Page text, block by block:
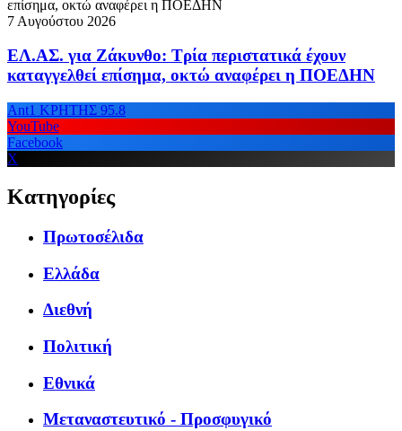
7 Αυγούστου 2026
ΕΛ.ΑΣ. για Ζάκυνθο: Τρία περιστατικά έχουν
καταγγελθεί επίσημα, οκτώ αναφέρει η ΠΟΕΔΗΝ
Ant1 ΚΡΗΤΗΣ 95.8
YouTube
Facebook
X
Κατηγορίες
Πρωτοσέλιδα
Ελλάδα
Διεθνή
Πολιτική
Εθνικά
Μεταναστευτικό - Προσφυγικό